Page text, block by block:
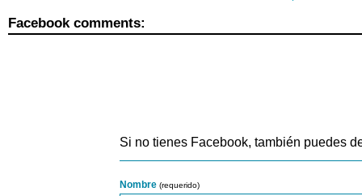
Facebook comments:
Si no tienes Facebook, también puedes
Nombre (requerido)